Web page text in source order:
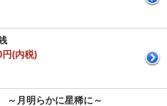
円(内税)
月明らかに星稀に～